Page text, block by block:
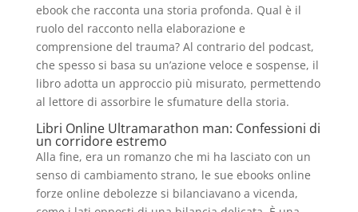
ebook che racconta una storia profonda. Qual è il
ruolo del racconto nella elaborazione e
comprensione del trauma? Al contrario del podcast,
che spesso si basa su un’azione veloce e sospense, il
libro adotta un approccio più misurato, permettendo
al lettore di assorbire le sfumature della storia.
Libri Online Ultramarathon man: Confessioni di
un corridore estremo
Alla fine, era un romanzo che mi ha lasciato con un
senso di cambiamento strano, le sue ebooks online
forze online debolezze si bilanciavano a vicenda,